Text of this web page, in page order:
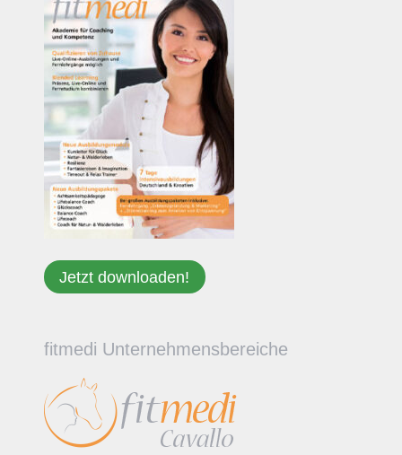
Jetzt downloaden!
fitmedi Unternehmensbereiche